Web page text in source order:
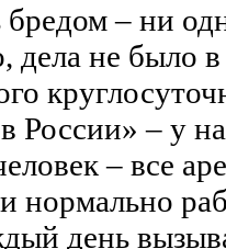
бредом – ни
дела не было
России» – у
– все
нормально
день